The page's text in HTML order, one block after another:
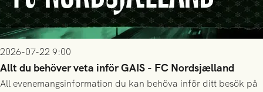
2026-07-22 9:00
Allt du behöver veta inför GAIS - FC Nordsjælland
All evenemangsinformation du kan behöva inför ditt besök på